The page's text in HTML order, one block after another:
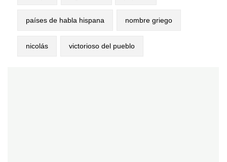
países de habla hispana nombre griego
nicolás victorioso del pueblo